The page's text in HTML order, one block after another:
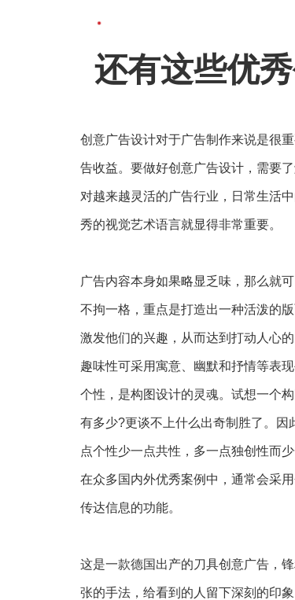
还有这些优
创意广告设计对于广告制作来说是很
告收益。要做好创意广告设计，需要
对越来越灵活的广告行业，日常生活
秀的视觉艺术语言就显得非常重要。
广告内容本身如果略显乏味，那么就
不拘一格，重点是打造出一种活泼的
激发他们的兴趣，从而达到打动人心的
趣味性可采用寓意、幽默和抒情等表
个性，是构图设计的灵魂。试想一个
有多少?更谈不上什么出奇制胜了。
点个性少一点共性，多一点独创性而
在众多国内外优秀案例中，通常会采
传达信息的功能。
这是一款德国出产的刀具创意广告，
张的手法，给看到的人留下深刻的印